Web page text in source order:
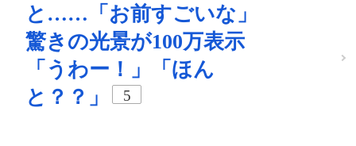
と……「お前すごいな」
驚きの光景が100万表示
「うわー！」「ほん
と？？」
5